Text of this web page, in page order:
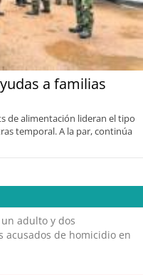
a familias
de alimentación lideran el tipo
temporal. A la par, continúa
adulto y dos
acusados de homicidio en